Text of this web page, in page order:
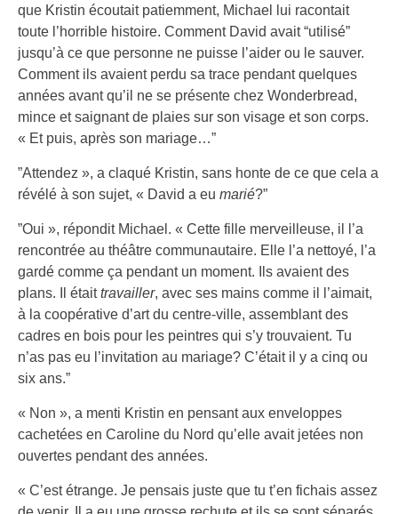
que Kristin écoutait patiemment, Michael lui racontait
toute l’horrible histoire. Comment David avait “utilisé”
jusqu’à ce que personne ne puisse l’aider ou le sauver.
Comment ils avaient perdu sa trace pendant quelques
années avant qu’il ne se présente chez Wonderbread,
mince et saignant de plaies sur son visage et son corps.
« Et puis, après son mariage…”
”Attendez », a claqué Kristin, sans honte de ce que cela a
révélé à son sujet, « David a eu marié?”
”Oui », répondit Michael. « Cette fille merveilleuse, il l’a
rencontrée au théâtre communautaire. Elle l’a nettoyé, l’a
gardé comme ça pendant un moment. Ils avaient des
plans. Il étaittravailler, avec ses mains comme il l’aimait,
à la coopérative d’art du centre-ville, assemblant des
cadres en bois pour les peintres qui s’y trouvaient. Tu
n’as pas eu l’invitation au mariage? C’était il y a cinq ou
six ans.”
« Non », a menti Kristin en pensant aux enveloppes
cachetées en Caroline du Nord qu’elle avait jetées non
ouvertes pendant des années.
« C’est étrange. Je pensais juste que tu t’en fichais assez